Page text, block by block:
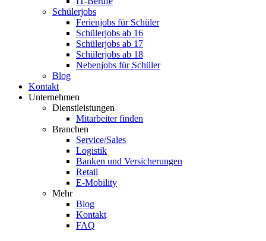
Schülerjobs
Ferienjobs für Schüler
Schülerjobs ab 16
Schülerjobs ab 17
Schülerjobs ab 18
Nebenjobs für Schüler
Blog
Kontakt
Unternehmen
Dienstleistungen
Mitarbeiter finden
Branchen
Service/Sales
Logistik
Banken und Versicherungen
Retail
E-Mobility
Mehr
Blog
Kontakt
FAQ